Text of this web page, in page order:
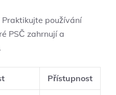
Praktikujte používání
PSČ zahrnují a
Přístupnost